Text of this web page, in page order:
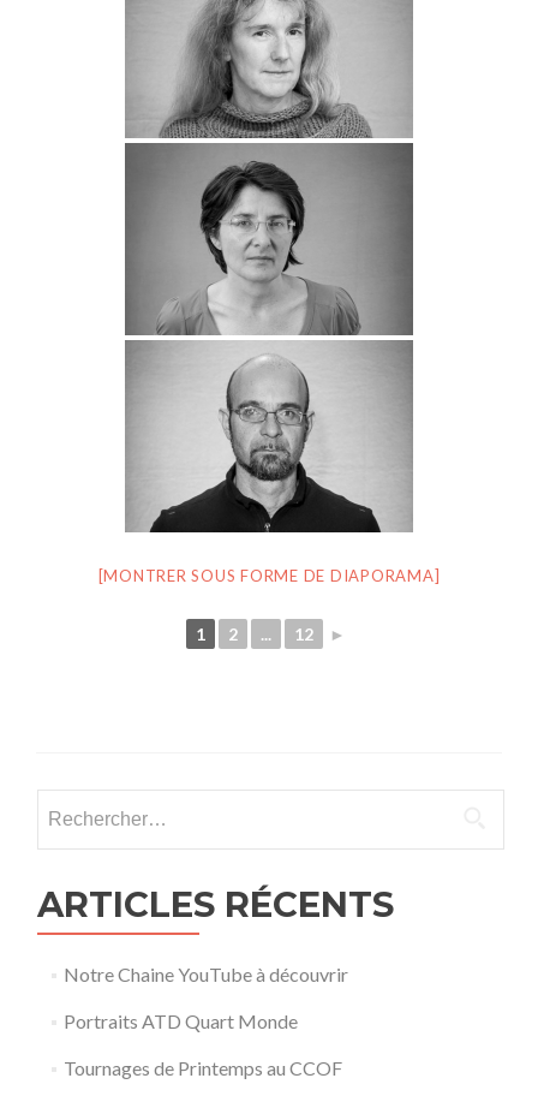
[MONTRER SOUS FORME DE DIAPORAMA]
1 2 ... 12 ►
ARTICLES RÉCENTS
Notre Chaine YouTube à découvrir
Portraits ATD Quart Monde
Tournages de Printemps au CCOF